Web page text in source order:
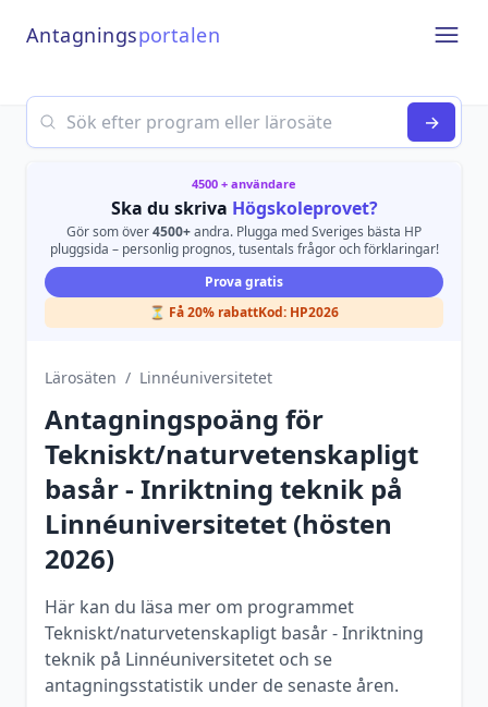
Antagningsportalen
Search
→
4500 + användare
Ska du skriva Högskoleprovet?
Gör som över4500+andra. Plugga med Sveriges bästa HP
pluggsida – personlig prognos, tusentals frågor och förklaringar!
Prova gratis
⏳ Få 20% rabattKod: HP2026
Lärosäten / Linnéuniversitetet
Antagningspoäng för
Tekniskt/naturvetenskapligt
basår - Inriktning teknik på
Linnéuniversitetet (hösten
2026)
Här kan du läsa mer om programmet
Tekniskt/naturvetenskapligt basår - Inriktning
teknik på Linnéuniversitetet och se
antagningsstatistik under de senaste åren.